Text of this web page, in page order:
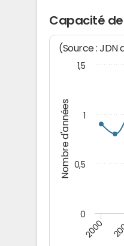
Capacité
Nombre d'années
(Source : JDN
2000
0
0,5
1
1,5